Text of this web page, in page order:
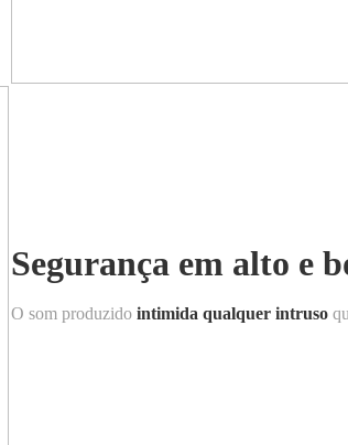
Segurança em alto e
O som produzido intimida qualquer intruso